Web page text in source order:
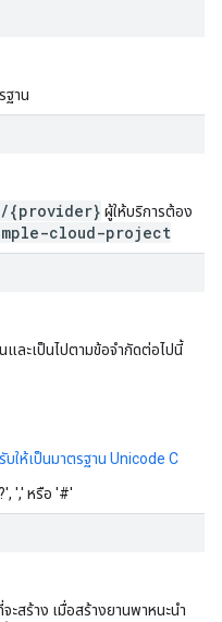
ฐาน
{provider} ผู้ให้บริการต้อง
cloud-project
ละเป็นไปตามข้อจำกัดต่อไปนี้
ให้เป็นมาตรฐาน Unicode C
',' หรือ '#'
ะสร้าง เมื่อสร้างยานพาหนะนำ